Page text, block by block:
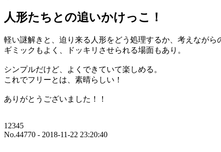
人形たちとの追いかけっこ！
軽い謎解きと、迫り来る人形をどう処理するか、考えながら
ギミックもよく、ドッキリさせられる場面もあり。
シンプルだけど、よくできていて楽しめる。
これでフリーとは、素晴らしい！
ありがとうございました！！
12345
No.44770 - 2018-11-22 23:20:40